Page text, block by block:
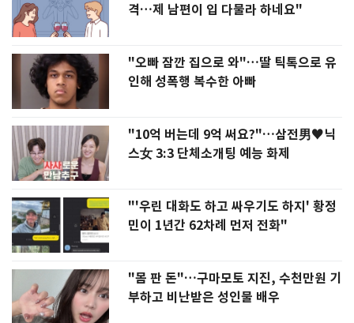
격…제 남편이 입 다물라 하네요"
"오빠 잠깐 집으로 와"…딸 틱톡으로 유
인해 성폭행 복수한 아빠
"10억 버는데 9억 써요?"…삼전男♥닉
스女 3:3 단체소개팅 예능 화제
"'우린 대화도 하고 싸우기도 하지' 황정
민이 1년간 62차례 먼저 전화"
"몸 판 돈"…구마모토 지진, 수천만원 기
부하고 비난받은 성인물 배우